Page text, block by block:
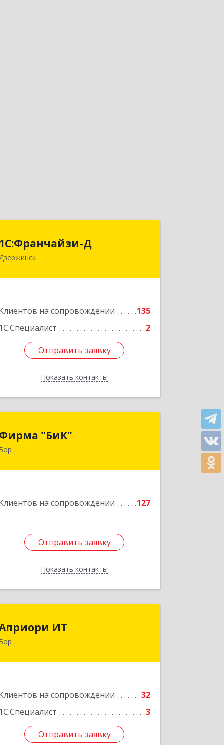
1С:Франчайзи-Д
Дзержинск
Клиентов на сопровождении
135
1С:Специалист
2
Отправить заявку
Показать контакты
1С:Франчайзи-Д
Подробнее
Отправить заявку
Назад
Фирма "БиК"
Бор
Клиентов на сопровождении 127
Отправить заявку
Показать контакты
Отправить заявку
Назад
ИТ
Бор
Клиентов на сопровождении
32
1С:Специалист
3
Отправить заявку
Подробнее
Отправить заявку